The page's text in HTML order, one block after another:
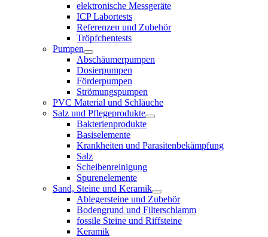
elektronische Messgeräte
ICP Labortests
Referenzen und Zubehör
Tröpfchentests
Pumpen
Abschäumerpumpen
Dosierpumpen
Förderpumpen
Strömungspumpen
PVC Material und Schläuche
Salz und Pflegeprodukte
Bakterienprodukte
Basiselemente
Krankheiten und Parasitenbekämpfung
Salz
Scheibenreinigung
Spurenelemente
Sand, Steine und Keramik
Ablegersteine und Zubehör
Bodengrund und Filterschlamm
fossile Steine und Riffsteine
Keramik